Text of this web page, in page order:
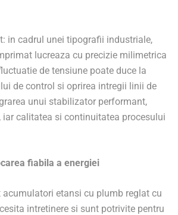
in cadrul unei tipografii industriale,
lucreaza cu precizie milimetrica
de tensiune poate duce la
de control si oprirea intregii linii de
unui stabilizator performant,
iar calitatea si continuitatea procesului
fiabila a energiei
acumulatori etansi cu plumb reglat cu
intretinere si sunt potrivite pentru